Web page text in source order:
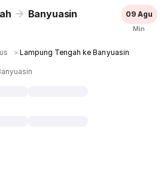
Banyuasin 09 Agu
Min
＞Lampung Tengah ke Banyuasin